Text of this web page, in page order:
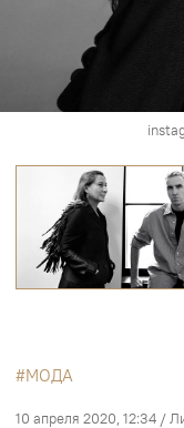
МОДА
10 апреля 2020, 12:34 /